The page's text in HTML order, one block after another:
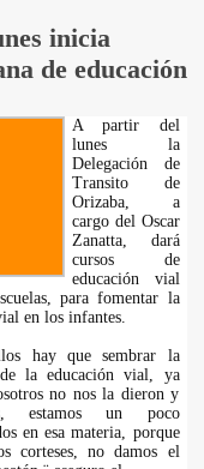
inicia
de educación
A partir del
lunes la
Delegación de
Transito de
Orizaba, a
cargo del Oscar
Zanatta, dará
cursos de
educación vial
para fomentar la
en los infantes.
hay que sembrar la
la educación vial, ya
no nos la dieron y
estamos un poco
en esa materia, porque
corteses, no damos el